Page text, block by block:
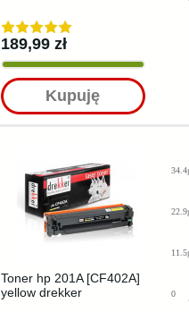
189,99 zł
Kupuję
Toner hp 201A [CF402A]
yellow drekker
0